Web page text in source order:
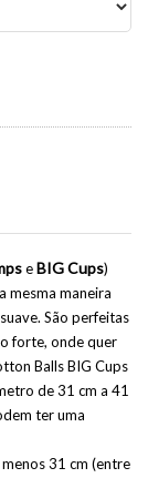
eBIG Cups)
mesma maneira
São perfeitas
forte, onde quer
Balls BIG Cups
de 31 cm a 41
ter uma
31 cm (entre